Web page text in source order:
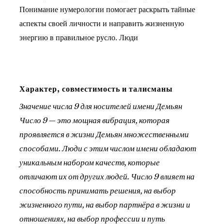
Понимание нумерологии помогает раскрыть тайные
аспекты своей личности и направить жизненную
энергию в правильное русло. Люди
Характер, совместимость и талисманы
Значение числа 9 для носителей имени Демьян
Число 9 — это мощная вибрация, которая
проявляется в жизни Демьян множественными
способами. Люди с этим числом имени обладают
уникальным набором качеств, которые
отличают их от других людей. Число 9 влияет на
способность принимать решения, на выбор
жизненного пути, на выбор партнёра в жизни и
отношениях, на выбор профессии и путь